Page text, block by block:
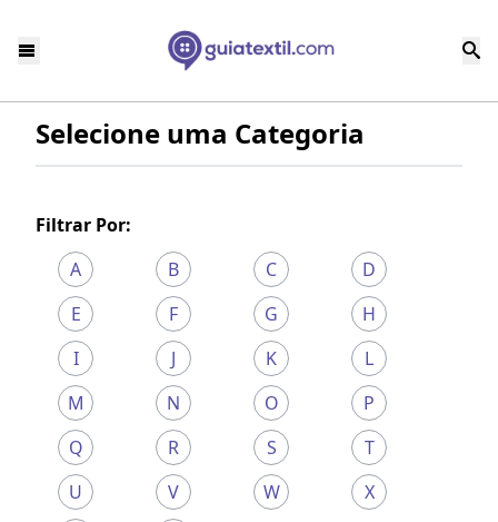
Selecione uma Categoria
Filtrar Por:
A
B C
D
E
F G
H
I
J K
L
M
N O
P
Q
R S
T
U
V W
X